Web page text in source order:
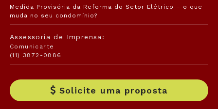
Medida Provisória da Reforma do Setor Elétrico – o que
muda no seu condomínio?
Assessoria de Imprensa:
Comunicarte
(11) 3872-0886
Solicite uma proposta